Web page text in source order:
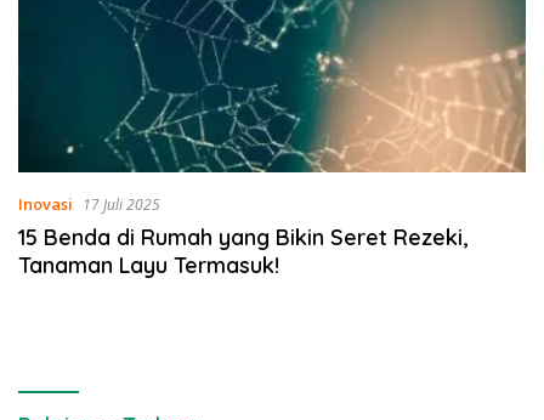
Inovasi 17 Juli 2025
15 Benda di Rumah yang Bikin Seret Rezeki,
Tanaman Layu Termasuk!